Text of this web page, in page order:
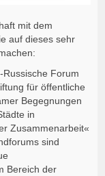
mit dem
auf dieses sehr
Forum
für öffentliche
Begegnungen
in
Zusammenarbeit«
sind
Bereich der